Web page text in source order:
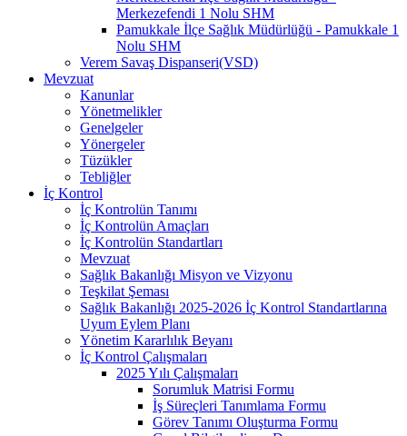
Merkezefendi 1 Nolu SHM
Pamukkale İlçe Sağlık Müdürlüğü - Pamukkale 1
Nolu SHM
Verem Savaş Dispanseri(VSD)
Mevzuat
Kanunlar
Yönetmelikler
Genelgeler
Yönergeler
Tüzükler
Tebliğler
İç Kontrol
İç Kontrolün Tanımı
İç Kontrolün Amaçları
İç Kontrolün Standartları
Mevzuat
Sağlık Bakanlığı Misyon ve Vizyonu
Teşkilat Şeması
Sağlık Bakanlığı 2025-2026 İç Kontrol Standartlarına
Uyum Eylem Planı
Yönetim Kararlılık Beyanı
İç Kontrol Çalışmaları
2025 Yılı Çalışmaları
Sorumluk Matrisi Formu
İş Süreçleri Tanımlama Formu
Görev Tanımı Oluşturma Formu